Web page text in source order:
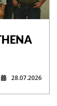
28.07.2026